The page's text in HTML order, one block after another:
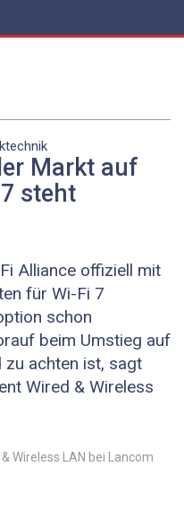
Markt auf
steht
Alliance offiziell mit
für ­Wi-Fi 7
schon
beim Umstieg auf
zu achten ist, sagt
Wired & Wireless
Wireless LAN bei Lancom